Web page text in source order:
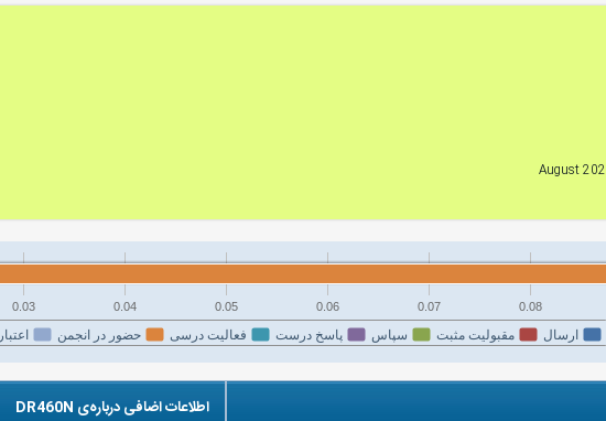
ارسال مقبولیت مثبت سپاس پاسخ درست فعالیت درسی حضور در انجمن اعتبار
0.03 0.04 0.05 0.06 0.07 0.08
اطلاعات اضافی درباره‌ی DR460N